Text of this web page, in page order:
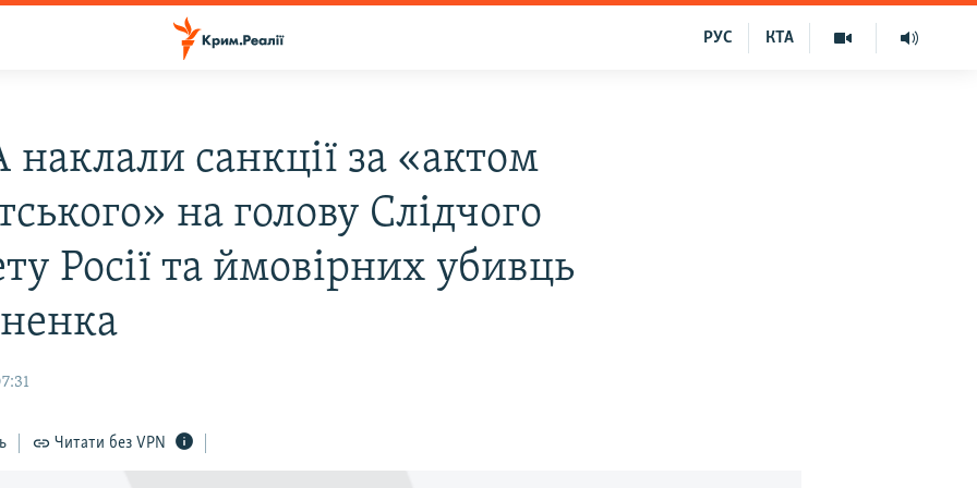
КТА
РУС
санкції за «актом
на голову Слідчого
Росії та ймовірних убивць
Читати без VPN